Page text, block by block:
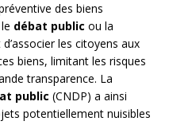
des biens
débat public ou la
les citoyens aux
biens, limitant les risques
transparence. La
public (CNDP) a ainsi
potentiellement nuisibles